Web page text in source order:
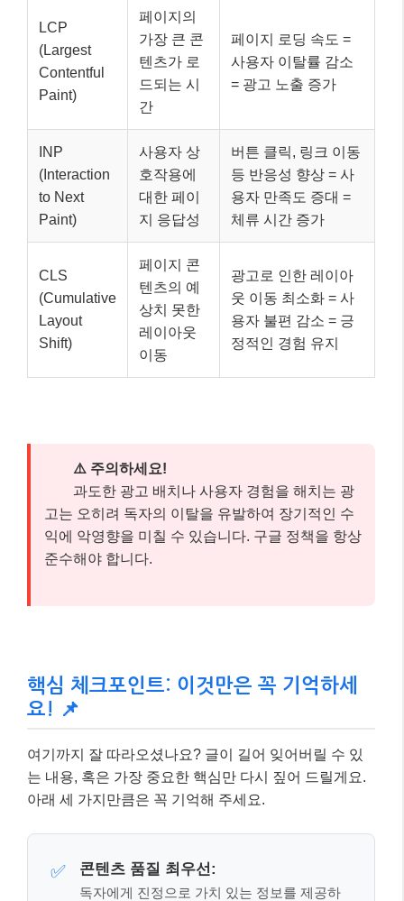
LCP
(Largest
Contentful
Paint)
페이지의
가장 큰 콘
텐츠가 로
드되는 시
간
페이지 로딩 속도 =
사용자 이탈률 감소
= 광고 노출 증가
INP
(Interaction
to Next
Paint)
사용자 상
호작용에
대한 페이
지 응답성
버튼 클릭, 링크 이동
등 반응성 향상 = 사
용자 만족도 증대 =
체류 시간 증가
CLS
(Cumulative
Layout
Shift)
페이지 콘
텐츠의 예
상치 못한
레이아웃
이동
광고로 인한 레이아
웃 이동 최소화 = 사
용자 불편 감소 = 긍
정적인 경험 유지
과도한 광고 배치나 사용자 경험을 해치는 광
고는 오히려 독자의 이탈을 유발하여 장기적인 수
익에 악영향을 미칠 수 있습니다. 구글 정책을 항상